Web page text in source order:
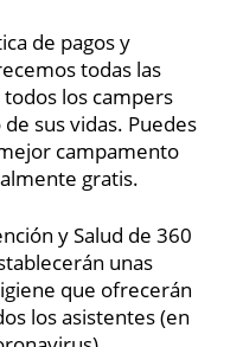
de pagos y
todas las
los campers
sus vidas. Puedes
campamento
gratis.
y Salud de 360
unas
que ofrecerán
los asistentes (en